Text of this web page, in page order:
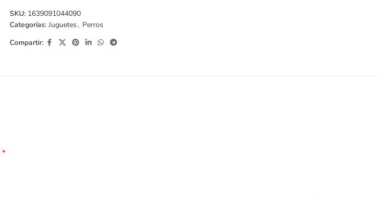
SKU: 1639091044090
Categorías: Juguetes , Perros
Compartir:
*